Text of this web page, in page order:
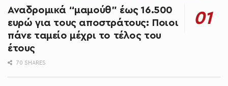
Αναδρομικά “μαμούθ” έως 16.500
ευρώ για τους αποστράτους: Ποιοι
πάνε ταμείο μέχρι το τέλος του
έτους
70 SHARES